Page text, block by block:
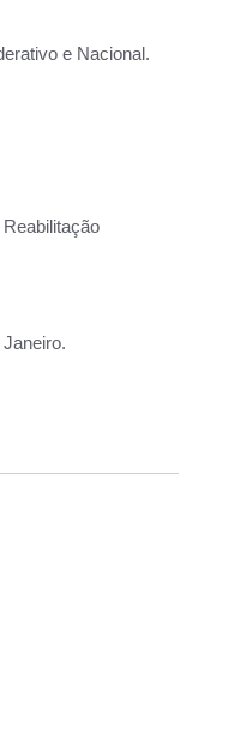
e Nacional.